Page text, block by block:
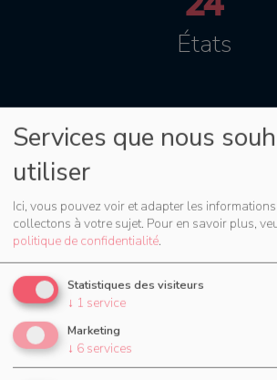
États
459
Services que nous
utiliser
Ici, vous pouvez voir et adapter les
collectons à votre sujet. Pour en savoir plus,
politique de confidentialité.
Statistiques des visiteurs
↓ 1 service
Marketing
↓ 6 services